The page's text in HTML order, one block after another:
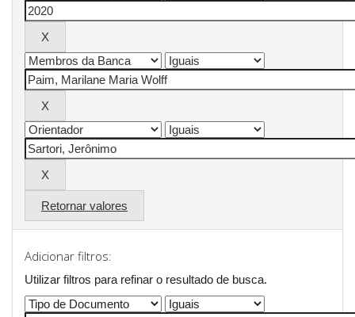
Retornar valores
Adicionar filtros:
Utilizar filtros para refinar o resultado de busca.